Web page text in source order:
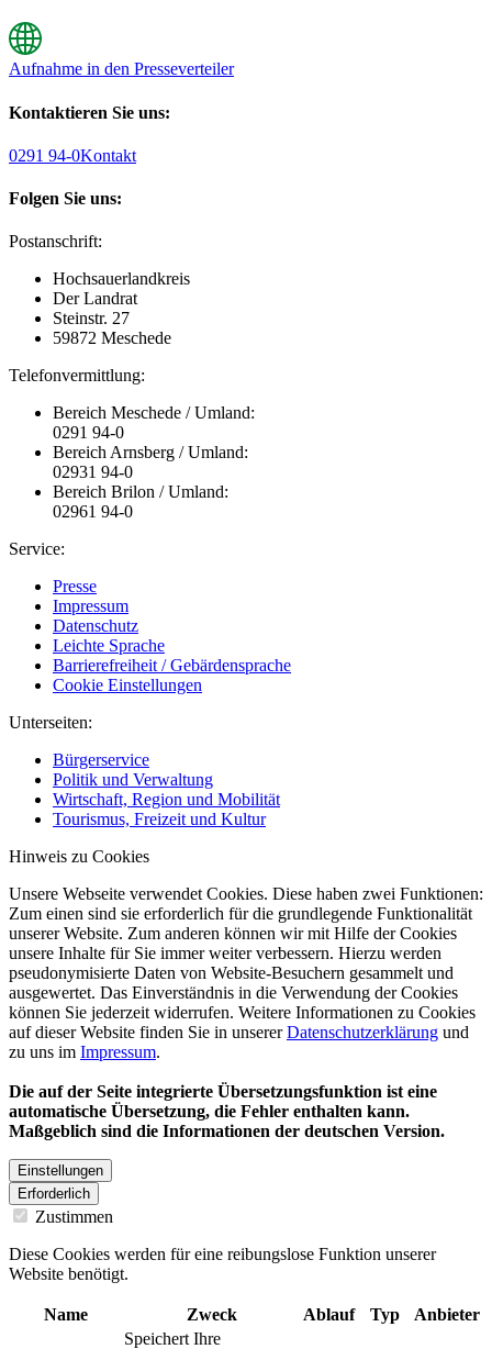
Aufnahme in den Presseverteiler
Kontaktieren Sie uns:
0291 94-0Kontakt
Folgen Sie uns:
Postanschrift:
Hochsauerlandkreis
Der Landrat
Steinstr. 27
59872 Meschede
Telefonvermittlung:
Bereich Meschede / Umland:
0291 94-0
Bereich Arnsberg / Umland:
02931 94-0
Bereich Brilon / Umland:
02961 94-0
Service:
Presse
Impressum
Datenschutz
Leichte Sprache
Barrierefreiheit / Gebärdensprache
Cookie Einstellungen
Unterseiten:
Bürgerservice
Politik und Verwaltung
Wirtschaft, Region und Mobilität
Tourismus, Freizeit und Kultur
Hinweis zu Cookies
Unsere Webseite verwendet Cookies. Diese haben zwei Funktionen:
Zum einen sind sie erforderlich für die grundlegende Funktionalität
unserer Website. Zum anderen können wir mit Hilfe der Cookies
unsere Inhalte für Sie immer weiter verbessern. Hierzu werden
pseudonymisierte Daten von Website-Besuchern gesammelt und
ausgewertet. Das Einverständnis in die Verwendung der Cookies
können Sie jederzeit widerrufen. Weitere Informationen zu Cookies
auf dieser Website finden Sie in unsererDatenschutzerklärung und
zu uns im Impressum.
Die auf der Seite integrierte Übersetzungsfunktion ist eine
automatische Übersetzung, die Fehler enthalten kann.
Maßgeblich sind die Informationen der deutschen Version.
Einstellungen
Erforderlich
Zustimmen
Diese Cookies werden für eine reibungslose Funktion unserer
Website benötigt.
Name Zweck Ablauf Typ Anbieter
Speichert Ihre